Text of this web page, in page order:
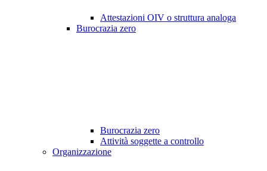
Attestazioni OIV o struttura analoga
Burocrazia zero
Burocrazia zero
Attività soggette a controllo
Organizzazione